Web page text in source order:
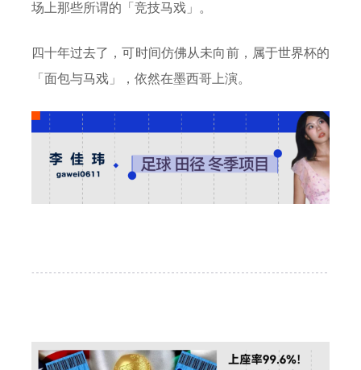
场上那些所谓的「竞技马戏」。
四十年过去了，可时间仿佛从未向前，属于世界杯的
「面包与马戏」，依然在墨西哥上演。